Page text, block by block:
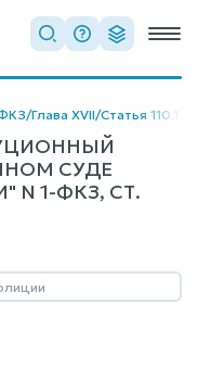
/Глава XVII/Статья 110.11
СУДЕ
N 1-ФКЗ, СТ.